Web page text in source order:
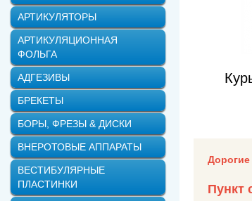
Пункт
АРТИКУЛЯТОРЫ
АРТИКУЛЯЦИОННАЯ
ФОЛЬГА
АДГЕЗИВЫ
БРЕКЕТЫ
БОРЫ, ФРЕЗЫ & ДИСКИ
ВНЕРОТОВЫЕ АППАРАТЫ
ВЕСТИБУЛЯРНЫЕ
ПЛАСТИНКИ